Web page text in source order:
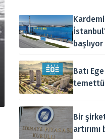
başlıyor
Batı
temettü
Bir